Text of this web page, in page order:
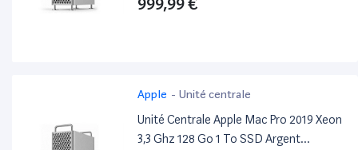
Apple - Unité centrale
Unité Centrale Apple Mac Pro 2019 Xeon
3,3 Ghz 128 Go 1 To SSD Argent